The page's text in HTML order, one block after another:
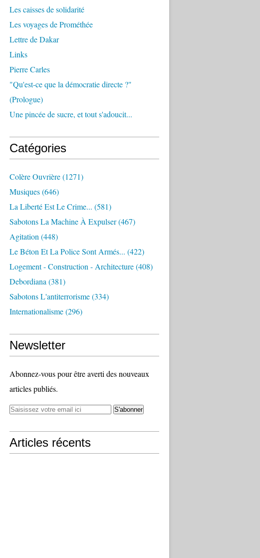
Les caisses de solidarité
Les voyages de Prométhée
Lettre de Dakar
Links
Pierre Carles
"Qu'est-ce que la démocratie directe ?"
(Prologue)
Une pincée de sucre, et tout s'adoucit...
Catégories
Colère Ouvrière(1271)
Musiques(646)
La Liberté Est Le Crime... (581)
Sabotons La Machine À Expulser(467)
Agitation (448)
Le Béton Et La Police Sont Armés... (422)
Logement - Construction - Architecture(408)
Debordiana (381)
Sabotons L'antiterrorisme(334)
Internationalisme(296)
Newsletter
Abonnez-vous pour être averti des nouveaux
articles publiés.
Articles récents